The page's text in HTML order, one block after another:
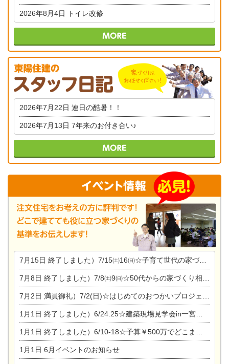
2026年8月4日 トイレ改修
2026年7月22日 連日の酷暑！！
2026年7月13日 7年来のお付き合い♪
7月15日 終了しました）7/15㈯16㈰☆子育て世代の家づくり相談会
7月8日 終了しました）7/8㈯9㈰☆50代からの家づくり相談会
7月2日 満員御礼）7/2(日)☆はじめてのおつかいプロジェクト
1月1日 終了しました）6/24.25☆建築現場見学会in一宮市木曽川町
1月1日 終了しました）6/10-18☆予算￥500万でどこまでできるの？リフォーム相談会
1月1日 6月イベントのお知らせ